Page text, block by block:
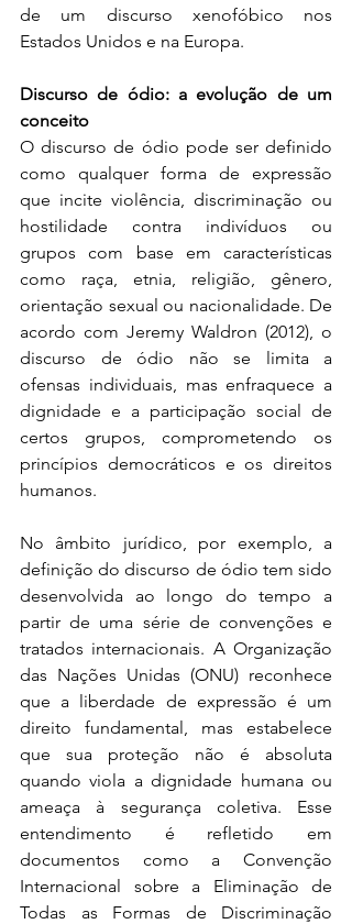
de um discurso xenofóbico nos
Estados Unidos e na Europa.
Discurso de ódio: a evolução de um
conceito
O discurso de ódio pode ser definido
como qualquer forma de expressão
que incite violência, discriminação ou
hostilidade contra indivíduos ou
grupos com base em características
como raça, etnia, religião, gênero,
orientação sexual ou nacionalidade. De
acordo com Jeremy Waldron (2012), o
discurso de ódio não se limita a
ofensas individuais, mas enfraquece a
dignidade e a participação social de
certos grupos, comprometendo os
princípios democráticos e os direitos
humanos.
No âmbito jurídico, por exemplo, a
definição do discurso de ódio tem sido
desenvolvida ao longo do tempo a
partir de uma série de convenções e
tratados internacionais. A Organização
das Nações Unidas (ONU) reconhece
que a liberdade de expressão é um
direito fundamental, mas estabelece
que sua proteção não é absoluta
quando viola a dignidade humana ou
ameaça à segurança coletiva. Esse
entendimento é refletido em
documentos como a Convenção
Internacional sobre a Eliminação de
Todas as Formas de Discriminação